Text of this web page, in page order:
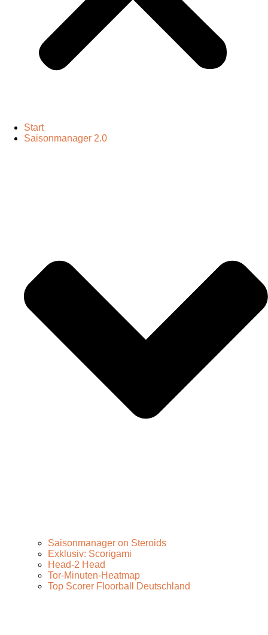
Start
Saisonmanager 2.0
Saisonmanager on Steroids
Exklusiv: Scorigami
Head-2 Head
Tor-Minuten-Heatmap
Top Scorer Floorball Deutschland